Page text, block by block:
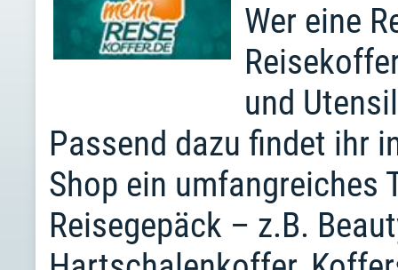
Wer eine
und
Passend dazu findet ihr
Shop ein umfangreiches
Reisegepäck – z.B.